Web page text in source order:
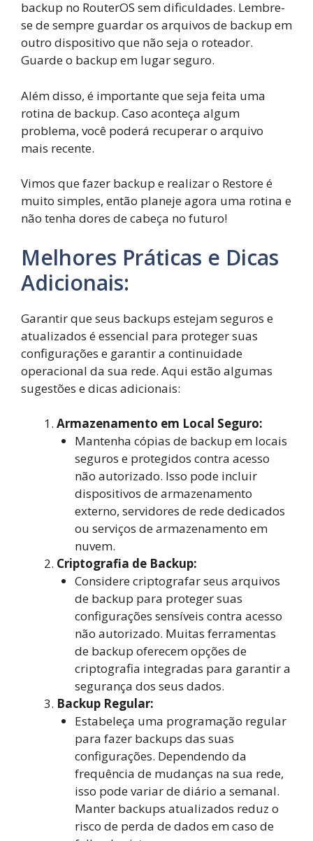
backup no RouterOS sem dificuldades. Lembre-
se de sempre guardar os arquivos de backup em
outro dispositivo que não seja o roteador.
Guarde o backup em lugar seguro.
Além disso, é importante que seja feita uma
rotina de backup. Caso aconteça algum
problema, você poderá recuperar o arquivo
mais recente.
Vimos que fazer backup e realizar o Restore é
muito simples, então planeje agora uma rotina e
não tenha dores de cabeça no futuro!
Melhores Práticas e Dicas
Adicionais:
Garantir que seus backups estejam seguros e
atualizados é essencial para proteger suas
configurações e garantir a continuidade
operacional da sua rede. Aqui estão algumas
sugestões e dicas adicionais:
Armazenamento em Local Seguro:
Mantenha cópias de backup em locais
seguros e protegidos contra acesso
não autorizado. Isso pode incluir
dispositivos de armazenamento
externo, servidores de rede dedicados
ou serviços de armazenamento em
nuvem.
Criptografia de Backup:
Considere criptografar seus arquivos
de backup para proteger suas
configurações sensíveis contra acesso
não autorizado. Muitas ferramentas
de backup oferecem opções de
criptografia integradas para garantir a
segurança dos seus dados.
Backup Regular:
Estabeleça uma programação regular
para fazer backups das suas
configurações. Dependendo da
frequência de mudanças na sua rede,
isso pode variar de diário a semanal.
Manter backups atualizados reduz o
risco de perda de dados em caso de